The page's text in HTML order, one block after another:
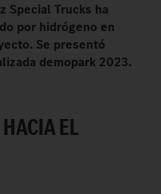
Special Trucks ha
por hidrógeno en
Se presentó
demopark 2023.
EL